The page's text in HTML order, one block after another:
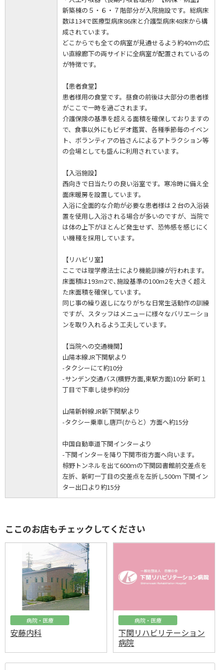
新築棟の５・６・７階部分が入院施設です。総病床
数は134で医療型病床86床と介護型病床48床から構
成されています。
どこからでも全ての病室が見通せるよう約40ｍの広
い直線廊下の両サイドに全病室が配置されているの
が特徴です。
【患者食堂】
患者様用の食堂です。昼食の前後は大部分の患者様
がここで一時を過ごされます。
介護保険の基準を超える面積を確保しておりますの
で、食事以外にもビデオ鑑賞、各種季節毎のイベン
ト、ボランティアの皆さんによるアトラクション等
の会場としても盛んに利用されています。
【入浴施設】
西向きで日当たりの良い浴室です。寒冷時に備え全
面床暖房を設置しています。
入浴に全面的な介助が必要な患者様は２台の入浴装
置を使用し入浴される場合が多いのですが、当院で
は体の上下がほとんど発生せず、恐怖感を感じにく
い機種を採用しています。
【リハビリ室】
ここでは理学療法士により機能訓練が行われます。
床面積は193m2で､施設基準の100m2を大きく超え
た床面積を確保しています。
同じ事の繰り返しになりがちな日常生活動作の訓練
ですが、スタッフはメニューに様々なバリエーショ
ンを取り入れるよう工夫しています。
【当院への交通機関】
山陽本線JR下関駅より
-タクシーにて約10分
-サンデン交通バス(横野方面,東駅方面)10分 新町１
丁目で下車し徒歩約8分
山陽新幹線JR新下関駅より
-タクシー乗車し唐戸(からと）方面へ約15分
中国自動車道下関インターより
-下関インターを降り下関市街方面へ向います。
椋野トンネルを出て600ｍの下関図書館前交差点を
左折、新町一丁目の交差点を左折し500ｍ 下関イン
ター出口より約15分
ここのお店もチェックしてください
病院・医療
安藤内科
病院・医療
下関リハビリテーション
病院